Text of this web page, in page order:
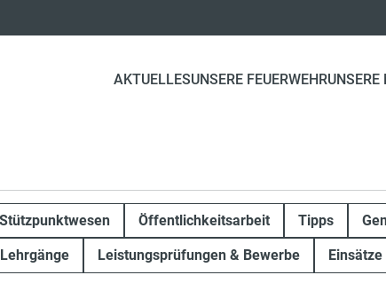
AKTUELLESUNSERE FEUERWEHR
Stützpunktwesen Öffentlichkeitsarbeit Tipps
Lehrgänge Leistungsprüfungen & Bewerbe Einsätze